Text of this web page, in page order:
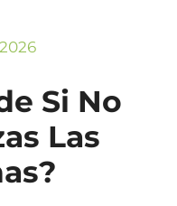
Si No
Las